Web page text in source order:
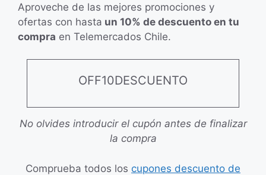
Aproveche de las mejores promociones y
ofertas con hasta un 10% de descuento en tu
compra en Telemercados Chile.
OFF10DESCUENTO
No olvides introducir el cupón antes de finalizar
la compra
Comprueba todos los cupones descuento de